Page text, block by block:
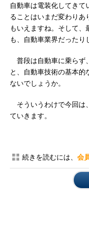
自動車は電装化してきて
ることはいまだ変わりあ
もいえますね。そして、
も、自動車業界だったり
普段は自動車に乗らず
と、自動車技術の基本的
ないでしょうか。
そういうわけで今回は
ていきます。
続きを読むには、 会